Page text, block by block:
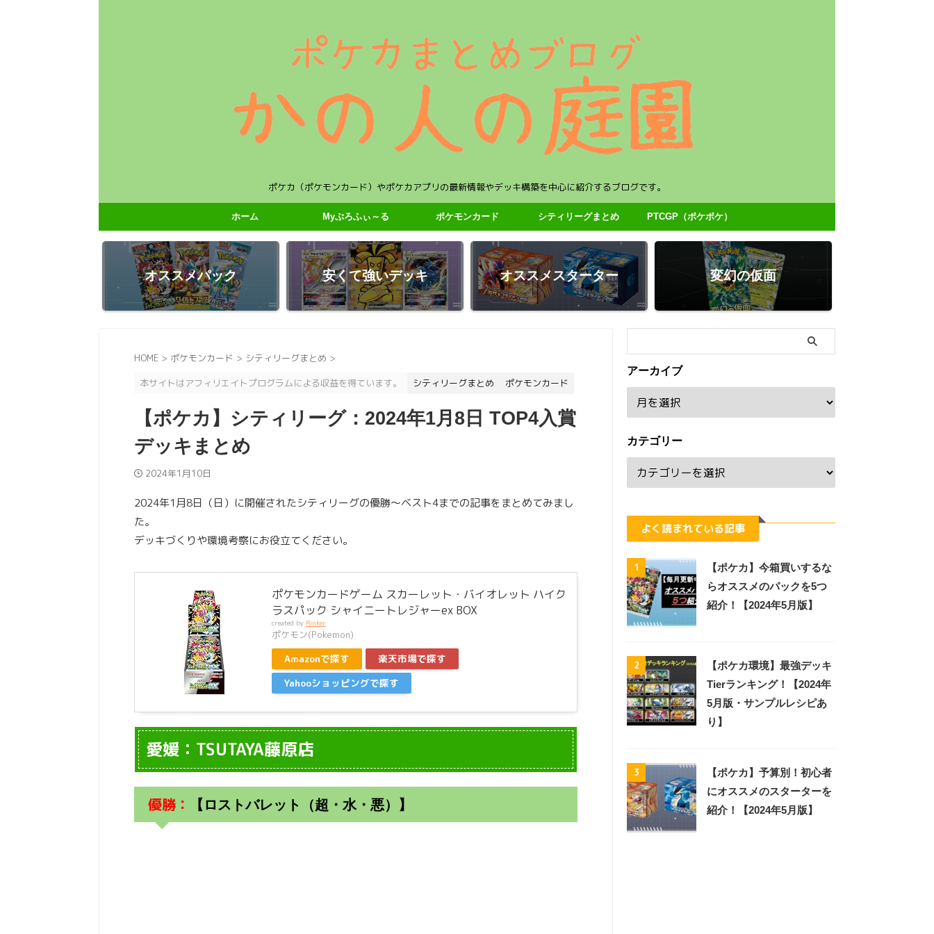
ポケカ（ポケモンカード）やポケカアプリの最新情報やデッキ構築を中心に紹介するブログです。
ホーム Myぷろふぃ～る ポケモンカード シティリーグまとめ PTCGP（ポケポケ）
オススメパック 安くて強いデッキ オススメスターター 変幻の仮面
HOME > ポケモンカード > シティリーグまとめ >
本サイトはアフィリエイトプログラムによる収益を得ています。
シティリーグまとめ ポケモンカード
【ポケカ】シティリーグ：2024年1月8日 TOP4入賞
デッキまとめ
2024年1月10日
2024年1月8日（日）に開催されたシティリーグの優勝～ベスト4までの記事をまとめてみまし
た。
デッキづくりや環境考察にお役立てください。
ポケモンカードゲーム スカーレット・バイオレット ハイク
ラスパック シャイニートレジャーex BOX
created by Rinker
ポケモン(Pokemon)
Amazonで探す
楽天市場で探す
Yahooショッピングで探す
愛媛：TSUTAYA藤原店
優勝： 【ロストバレット（超・水・悪）】
アーカイブ
カテゴリー
よく読まれている記事
1
【ポケカ】今箱買いするな
らオススメのパックを5つ
紹介！【2024年5月版】
2
【ポケカ環境】最強デッキ
Tierランキング！【2024年
5月版・サンプルレシピあ
り】
3
【ポケカ】予算別！初心者
にオススメのスターターを
紹介！【2024年5月版】